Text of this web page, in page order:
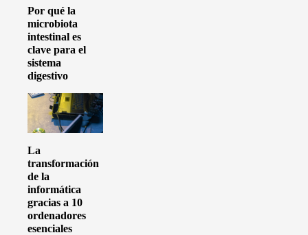
Por qué la
microbiota
intestinal es
clave para el
sistema
digestivo
La
transformación
de la
informática
gracias a 10
ordenadores
esenciales